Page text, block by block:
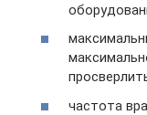
частота